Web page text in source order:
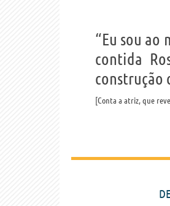
“Eu sou ao
contida
construção
Conta a atriz, que